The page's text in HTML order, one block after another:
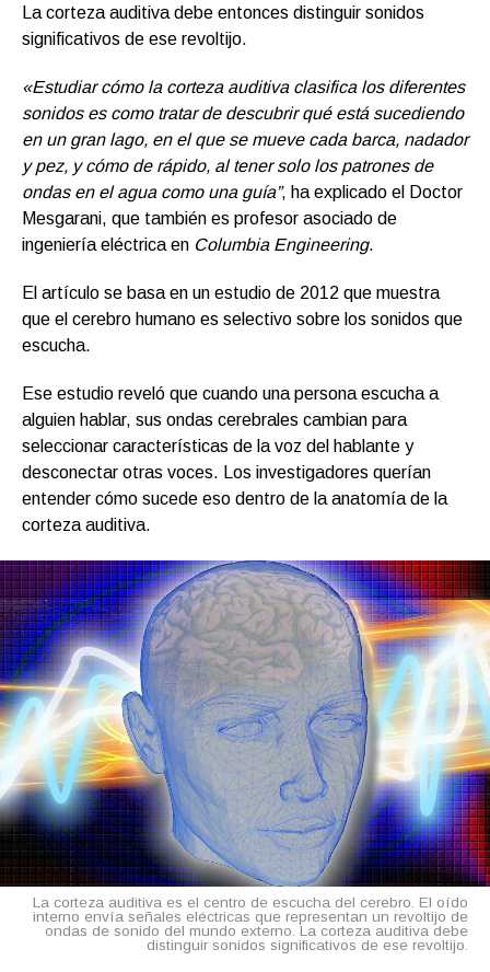
La corteza auditiva debe entonces distinguir sonidos
significativos de ese revoltijo.
«Estudiar cómo la corteza auditiva clasifica los diferentes
sonidos es como tratar de descubrir qué está sucediendo
en un gran lago, en el que se mueve cada barca, nadador
y pez, y cómo de rápido, al tener solo los patrones de
ondas en el agua como una guía”, ha explicado el Doctor
Mesgarani, que también es profesor asociado de
ingeniería eléctrica en Columbia Engineering.
El artículo se basa en un estudio de 2012 que muestra
que el cerebro humano es selectivo sobre los sonidos que
escucha.
Ese estudio reveló que cuando una persona escucha a
alguien hablar, sus ondas cerebrales cambian para
seleccionar características de la voz del hablante y
desconectar otras voces. Los investigadores querían
entender cómo sucede eso dentro de la anatomía de la
corteza auditiva.
La corteza auditiva es el centro de escucha del cerebro. El oído
interno envía señales eléctricas que representan un revoltijo de
ondas de sonido del mundo externo. La corteza auditiva debe
distinguir sonidos significativos de ese revoltijo.